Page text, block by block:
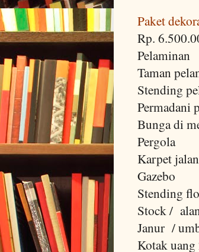
Paket
Rp.
Pelaminan
Taman
Stending
Permadani
Bunga di
Pergola
Karpet jalan
Gazebo
Stending
Stock /
Janur /
Kotak uang